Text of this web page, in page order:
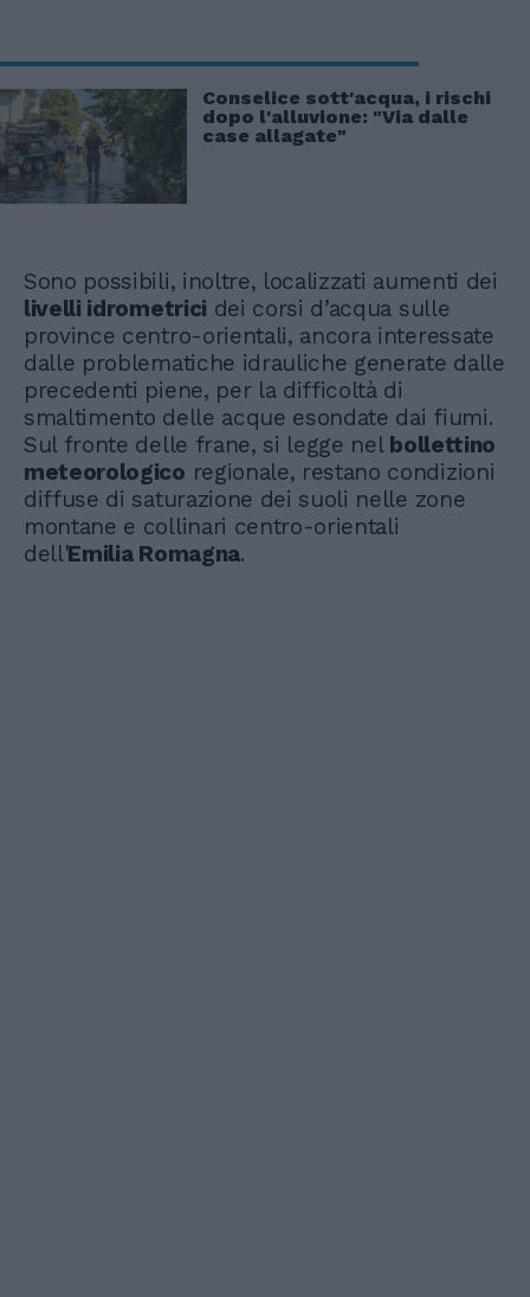
Conselice sott'acqua, i rischi
dopo l'alluvione: "Via dalle
case allagate"
Sono possibili, inoltre, localizzati aumenti dei
livelli idrometrici dei corsi d’acqua sulle
province centro-orientali, ancora interessate
dalle problematiche idrauliche generate dalle
precedenti piene, per la difficoltà di
smaltimento delle acque esondate dai fiumi.
Sul fronte delle frane, si legge nel bollettino
meteorologico regionale, restano condizioni
diffuse di saturazione dei suoli nelle zone
montane e collinari centro-orientali
dell'Emilia Romagna.